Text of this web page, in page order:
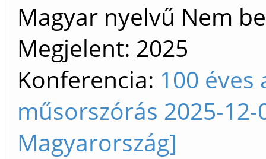
Magyar nyelvű Nem
Megjelent: 2025
Konferencia: 100 éves
műsorszórás 2025-
Magyarország]